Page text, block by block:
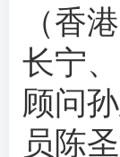
（香
长宁
顾问
员陈